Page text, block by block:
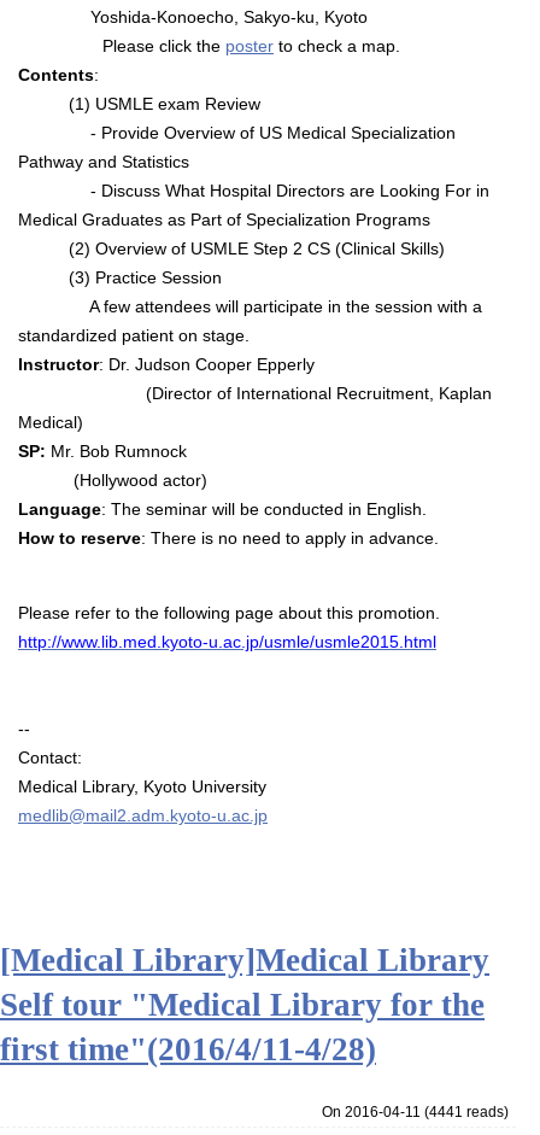
Yoshida-Konoecho, Sakyo-ku, Kyoto
Please click the poster to check a map.
Contents:
(1) USMLE exam Review
- Provide Overview of US Medical Specialization
Pathway and Statistics
- Discuss What Hospital Directors are Looking For in
Medical Graduates as Part of Specialization Programs
(2) Overview of USMLE Step 2 CS (Clinical Skills)
(3) Practice Session
A few attendees will participate in the session with a
standardized patient on stage.
Instructor: Dr. Judson Cooper Epperly
(Director of International Recruitment, Kaplan
Medical)
SP: Mr. Bob Rumnock
(Hollywood actor)
Language: The seminar will be conducted in English.
How to reserve: There is no need to apply in advance.
Please refer to the following page about this promotion.
http://www.lib.med.kyoto-u.ac.jp/usmle/usmle2015.html
--
Contact:
Medical Library, Kyoto University
medlib@mail2.adm.kyoto-u.ac.jp
[Medical Library]Medical Library
Self tour "Medical Library for the
first time"(2016/4/11-4/28)
On 2016-04-11 (4441 reads)